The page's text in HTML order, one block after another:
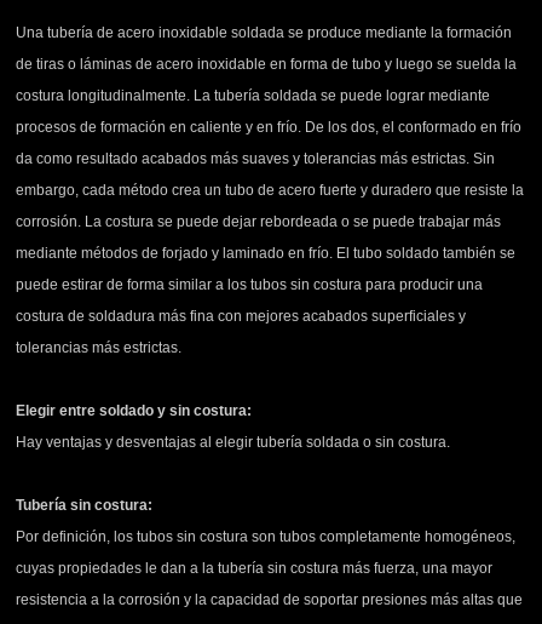
Una tubería de acero inoxidable soldada se produce mediante la formación
de tiras o láminas de acero inoxidable en forma de tubo y luego se suelda la
costura longitudinalmente. La tubería soldada se puede lograr mediante
procesos de formación en caliente y en frío. De los dos, el conformado en frío
da como resultado acabados más suaves y tolerancias más estrictas. Sin
embargo, cada método crea un tubo de acero fuerte y duradero que resiste la
corrosión. La costura se puede dejar rebordeada o se puede trabajar más
mediante métodos de forjado y laminado en frío. El tubo soldado también se
puede estirar de forma similar a los tubos sin costura para producir una
costura de soldadura más fina con mejores acabados superficiales y
tolerancias más estrictas.
Elegir entre soldado y sin costura:
Hay ventajas y desventajas al elegir tubería soldada o sin costura.
Tubería sin costura:
Por definición, los tubos sin costura son tubos completamente homogéneos,
cuyas propiedades le dan a la tubería sin costura más fuerza, una mayor
resistencia a la corrosión y la capacidad de soportar presiones más altas que